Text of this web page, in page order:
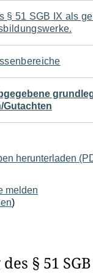
§ 51 SGB IX als
Gutachten
herunterladen
melden
)
§ 51